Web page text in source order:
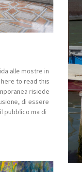
alle mostre in
here to read this
risiede
di essere
pubblico ma di